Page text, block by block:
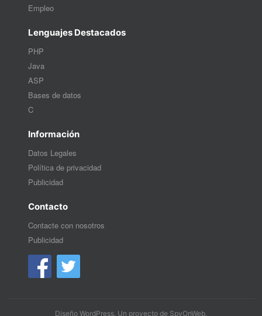
Empleo
Lenguajes Destacados
PHP
Java
ASP
Bases de datos
C
Información
Datos Legales
Política de privacidad
Publicidad
Contacto
Contacte con nosotros
Publicidad
Diseño WordPress. Un proyecto de SpyOnWeb.